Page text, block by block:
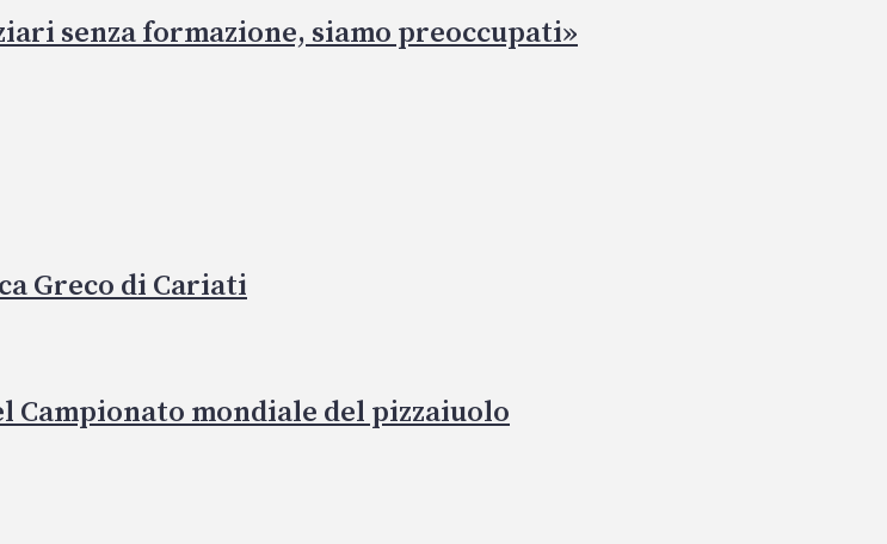
senza formazione, siamo preoccupati»
Greco di Cariati
Campionato mondiale del pizzaiuolo